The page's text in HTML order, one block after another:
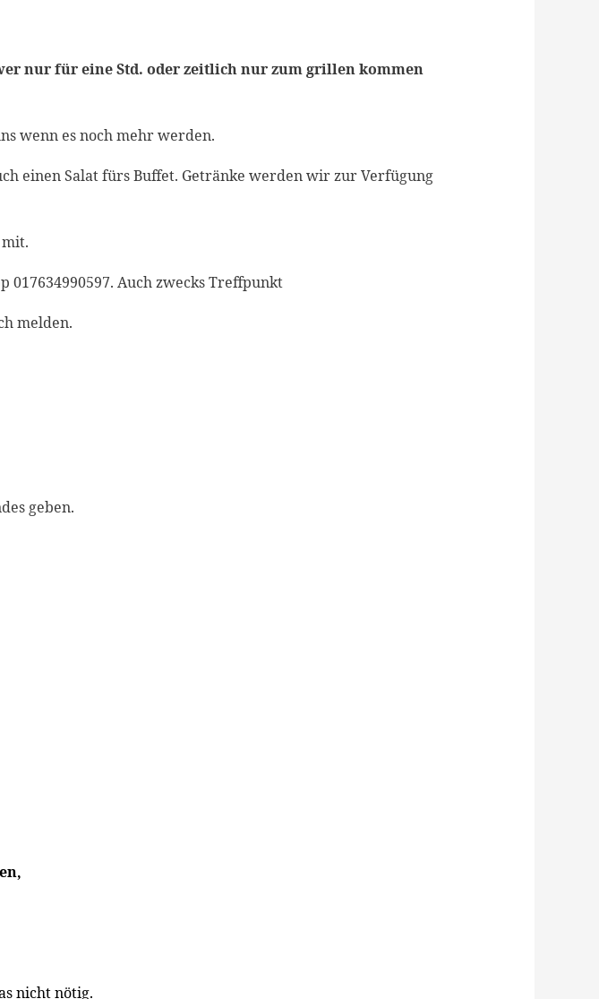
nur für eine Std. oder zeitlich nur zum grillen kommen
wenn es noch mehr werden.
einen Salat fürs Buffet. Getränke werden wir zur Verfügung
017634990597. Auch zwecks Treffpunkt
melden.
geben.
nicht nötig.